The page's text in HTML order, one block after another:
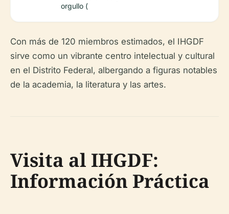
orgullo (
Con más de 120 miembros estimados, el IHGDF
sirve como un vibrante centro intelectual y cultural
en el Distrito Federal, albergando a figuras notables
de la academia, la literatura y las artes.
Visita al IHGDF:
Información Práctica